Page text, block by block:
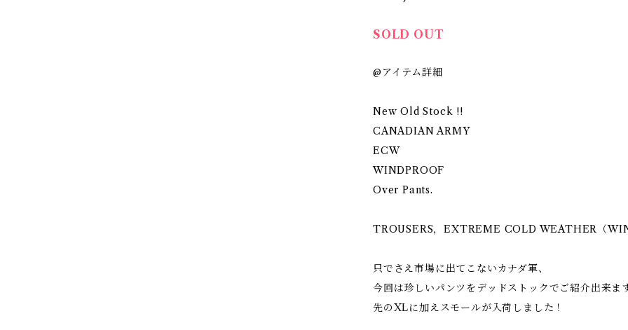
SOLD OUT
@アイテム詳細
New Old Stock !!
CANADIAN ARMY
ECW
WINDPROOF
Over Pants.
TROUSERS，EXTREME COLD WEATHER（
只でさえ市場に出てこないカナダ軍、
今回は珍しいパンツをデッドストックでご紹介出来ます
先のXLに加えスモールが入荷しました！